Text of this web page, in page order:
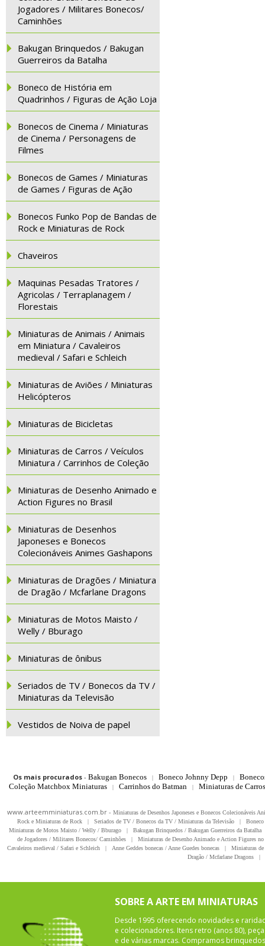
Jogadores / Militares Bonecos/
Caminhões
Bakugan Brinquedos / Bakugan
Guerreiros da Batalha
Boneco de História em
Quadrinhos / Figuras de Ação Loja
Bonecos de Cinema / Miniaturas
de Cinema / Personagens de
Filmes
Bonecos de Games / Miniaturas
de Games / Figuras de Ação
Bonecos Funko Pop de Bandas de
Rock e Miniaturas de Rock
Chaveiros
Maquinas Pesadas Tratores /
Agricolas / Terraplanagem /
Florestais
Miniaturas de Animais / Animais
em Miniatura / Cavaleiros
medieval / Safari e Schleich
Miniaturas de Aviões / Miniaturas
Helicópteros
Miniaturas de Bicicletas
Miniaturas de Carros / Veículos
Miniatura / Carrinhos de Coleção
Miniaturas de Desenho Animado e
Action Figures no Brasil
Miniaturas de Desenhos
Japoneses e Bonecos
Colecionáveis Animes Gashapons
Miniaturas de Dragões / Miniatura
de Dragão / Mcfarlane Dragons
Miniaturas de Motos Maisto /
Welly / Bburago
Miniaturas de ônibus
Seriados de TV / Bonecos da TV /
Miniaturas da Televisão
Vestidos de Noiva de papel
Os mais procurados- Bakugan Bonecos | Boneco Johnny Depp |
Coleção Matchbox Miniaturas
| Carrinhos do Batman | Miniaturas de
www.arteemminiaturas.com.br - Miniaturas de Desenhos Japoneses e Bonecos Colecionáveis
Rock e Miniaturas de Rock
| Seriados de TV / Bonecos da TV / Miniaturas da Televisão |
Miniaturas de Motos Maisto / Welly / Bburago
| Bakugan Brinquedos / Bakugan Guerreiros da Batalha
de Jogadores / Militares Bonecos/ Caminhões
|
Miniaturas de Desenho Animado e Action Figures
Cavaleiros medieval / Safari e Schleich
| Anne Geddes bonecas / Anne Guedes bonecas |
Miniaturas
Dragão / Mcfarlane Dragons
|
SOBRE A ARTE EM MINIATURAS
Desde 1995 oferecendo novidades e
e colecionadores. Itens retro (anos 80),
e de várias marcas. Compramos